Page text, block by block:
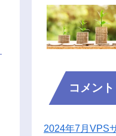
コメント
2024年7月VPS